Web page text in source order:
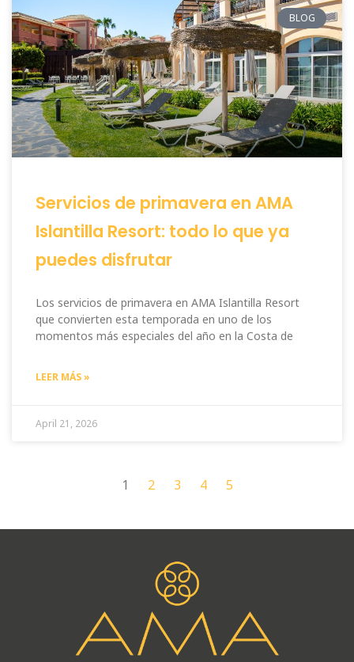
BLOG
Servicios de primavera en AMA
Islantilla Resort: todo lo que ya
puedes disfrutar
Los servicios de primavera en AMA Islantilla Resort
que convierten esta temporada en uno de los
momentos más especiales del año en la Costa de
LEER MÁS »
April 21, 2026
1 2 3 4 5